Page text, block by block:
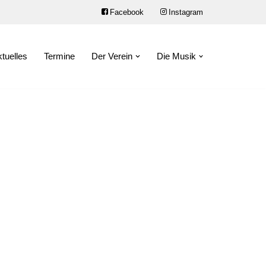
Facebook Instagram
Termine Der Verein Die Musik